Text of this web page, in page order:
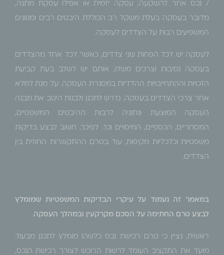
/ נכס אחר להשקעה, עסקה יזמית או אפילו עסקת מתנה,
מדובר בעסקה בעלת משקל רב הכוללת היבטים רבים ומגוונים
המשפיעים רבות על הצדדים לעסקה.
לעסקה יש לכל הפחות שני צדדים, כאשר לכל אחד מהצדדים
בעסקה נסיבות וצרכים משלו, אותם יש לשלב בעת קביעת
הזכויות וההתחייבויות ההדדיות במסגרת העסקה. על מנת למלא
אחר צרכי הצדדים בעסקה, נדרש לתכנן ולבנות היטב את מבנה
העסקה המוצעת ונתוניה לרבות ההיבטים המשפטיים,
המסחריים, הכספיים, המיסויים וכו'. לפיכך, חשוב לבצע בדיקות
משפטיות וכלכליות מקיפות, עוד בטרם ההתקשרות החוזית בין
הצדדים.
במאמר זה נעמוד על עיקרי הבדיקות המשפטיות שמומלץ
לבצע טרם החתימה על הסכם מקרקעין ובמהלך העסקה.
ראשית, נציין כי טרם רכישת נכס כלשהו מומלץ לתכנן מבעוד
מועד את התקציב העומד לרשות הרוכש לצורך רכישת הנכס,